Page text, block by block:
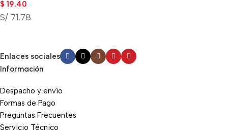
$ 19.40
S/ 71.78
Enlaces sociales
Información
Despacho y envío
Formas de Pago
Preguntas Frecuentes
Servicio Técnico